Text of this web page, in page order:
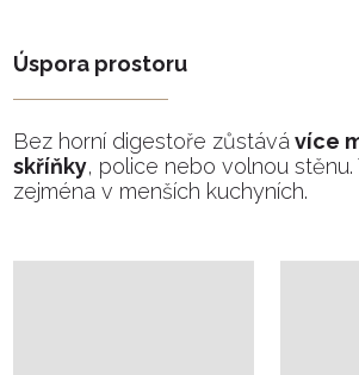
Úspora prostoru
Bez horní digestoře zůstávávíce
skříňky, police nebo volnou stěnu.
zejména v menších kuchyních.